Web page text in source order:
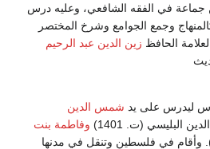
ابن جماعة في الفقه الشافعي، وعليه درس
وجمع الجوامع وشرخ المختصر
الحافظ زين الدين عبد الرحيم
ليدرس على يد شمس الدين
وفاطمة بنت
1401). وأقام في فلسطين وتنقل في مدنها